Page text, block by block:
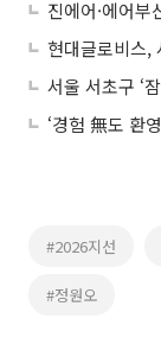
현대글로비스,
서울 서초구 ‘
‘경험 無도 환
#2026지선
#정원오